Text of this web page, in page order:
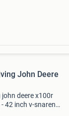
John Deere
deere x100r
42 inch v-snaren